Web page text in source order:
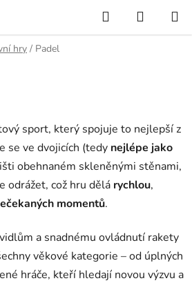
Hledat
KOŠÍK
hry / Padel
sport, který spojuje to nejlepší z
se ve dvojicích (tedy nejlépe jako
obehnaném skleněnými stěnami,
odrážet, což hru dělá rychlou,
momentů.
a snadnému ovládnutí rakety
věkové kategorie – od úplných
hráče, kteří hledají novou výzvu a